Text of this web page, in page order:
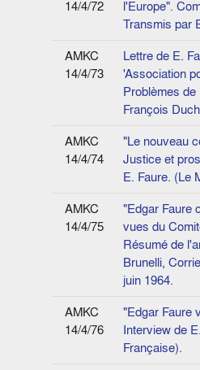
14/4/72
l'Europe".
Transmis par
AMKC
14/4/73
Lettre de E.
'Association
Problèmes
François
AMKC
14/4/74
"Le nouveau
Justice et
E. Faure. (Le
AMKC
14/4/75
"Edgar Faure
vues du
Résumé de
Brunelli,
juin 1964.
AMKC
14/4/76
"Edgar Faure
Interview de
Française).